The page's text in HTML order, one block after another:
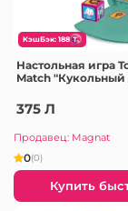
КэшБэк: 188
Настольная игра
Match
375 Л
Продавец: Magnat
0(0)
Купить